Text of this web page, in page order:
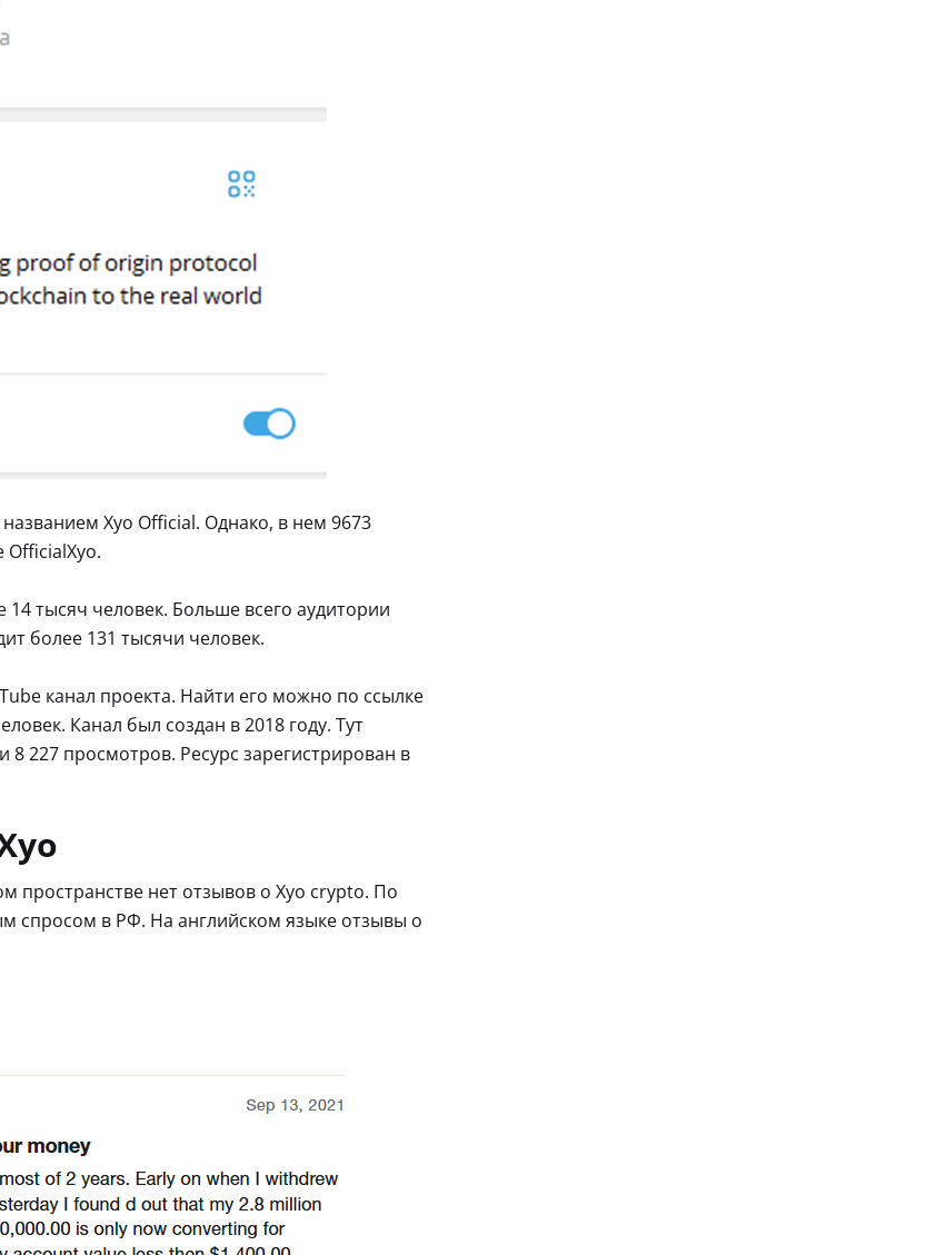
Xyo Official. Однако, в нем 9673
тысяч человек. Больше всего аудитории
более 131 тысячи человек.
канал проекта. Найти его можно по ссылке
Канал был создан в 2018 году. Тут
227 просмотров. Ресурс зарегистрирован в
пространстве нет отзывов о Xyo crypto. По
спросом в РФ. На английском языке отзывы о